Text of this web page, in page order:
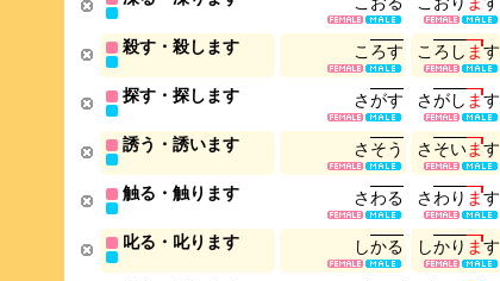
殺す・殺します こ ろす こ ろ し ます
探す・探します さがす さがし ます
誘う・誘います さ そう さ そいます
触る・触ります さ わる さ わ り ます
叱る・叱ります しかる しかり ます